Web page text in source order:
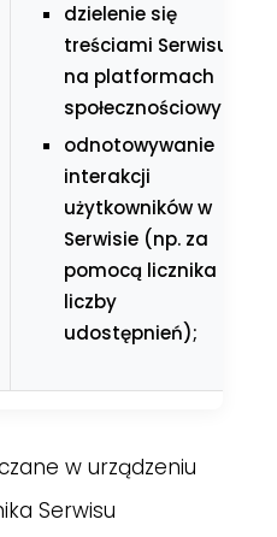
dzielenie się
treściami Serwisu
na platformach
społecznościowych;
odnotowywanie
interakcji
użytkowników w
Serwisie (np. za
pomocą licznika
liczby
udostępnień);
w urządzeniu
Serwisu